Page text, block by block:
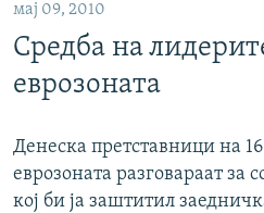
главната
навигација
Премини
на
пребарување
ВИЗУЕЛНО
ВЕСТИ
ШТО ТРЕБА ДА ЗНАЕТЕ
ПРИЈАВИ СЕ ЗА ЊУЗЛЕТЕР
ПОДКАСТ ЗОШТО?
мај 09, 2010
Средба на
еврозоната
Денеска претставници на
еврозоната разговараат за
кој би ја заштитил